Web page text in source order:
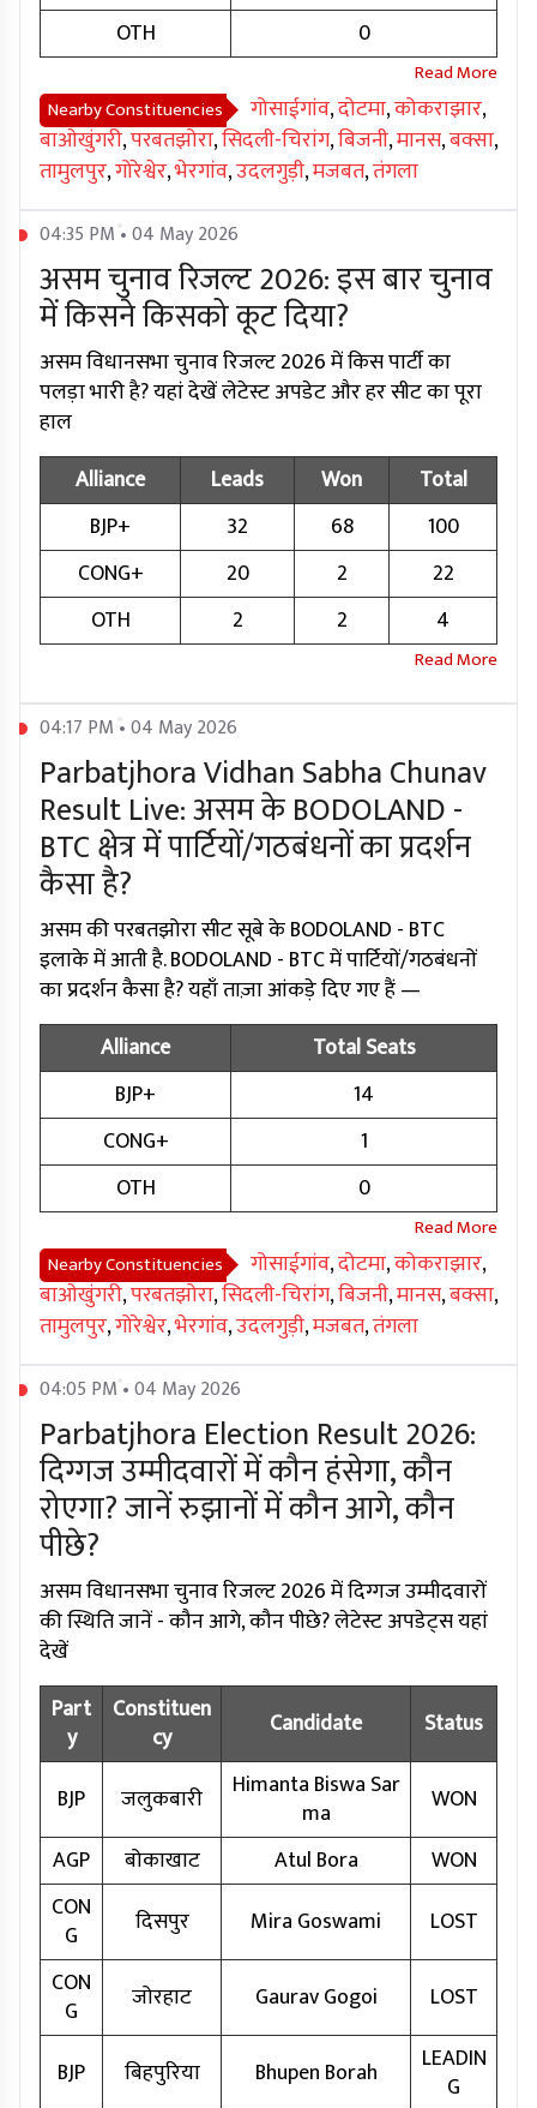
OTH
0
Nearby Constituencies गोसाईगांव,दोटमा,कोकराझार,
बाओखुंगरी,परबतझोरा,सिदली-चिरांग,बिजनी,मानस,बक्सा,
तामुलपुर,गोरेश्वेर,भेरगांव,उदलगुड़ी,मजबत,तंगला
04:35 PM • 04 May 2026
असम चुनाव रिजल्ट 2026: इस बार चुनाव
में किसने किसको कूट दिया?
असम विधानसभा चुनाव रिजल्ट 2026 में किस पार्टी का
पलड़ा भारी है? यहां देखें लेटेस्ट अपडेट और हर सीट का पूरा
हाल
Alliance
Leads Won
Total
BJP+
32 68
100
CONG+
20 2
22
OTH
2 2 4
04:17 PM • 04 May 2026
Parbatjhora Vidhan Sabha Chunav
Result Live: असम के BODOLAND -
BTC क्षेत्र में पार्टियों/गठबंधनों का प्रदर्शन
कैसा है?
असम की परबतझोरा सीट सूबे के BODOLAND - BTC
इलाके में आती है. BODOLAND - BTC में पार्टियों/गठबंधनों
का प्रदर्शन कैसा है? यहाँ ताज़ा आंकड़े दिए गए हैं —
Alliance
Total Seats
BJP+
14
CONG+
1
OTH
0
Nearby Constituencies गोसाईगांव,दोटमा,कोकराझार,
बाओखुंगरी,परबतझोरा,सिदली-चिरांग,बिजनी,मानस,बक्सा,
तामुलपुर,गोरेश्वेर,भेरगांव,उदलगुड़ी,मजबत,तंगला
04:05 PM • 04 May 2026
Parbatjhora Election Result 2026:
दिग्गज उम्मीदवारों में कौन हंसेगा, कौन
रोएगा? जानें रुझानों में कौन आगे, कौन
पीछे?
असम विधानसभा चुनाव रिजल्ट 2026 में दिग्गज उम्मीदवारों
की स्थिति जानें - कौन आगे, कौन पीछे? लेटेस्ट अपडेट्स यहां
देखें
Part
y
Constituen
cy
Candidate Status
BJP जलुकबारी
Himanta Biswa Sar
ma
WON
AGP
बोकाखाट Atul Bora
WON
CON
G
दिसपुर Mira Goswami
LOST
CON
G
जोरहाट Gaurav Gogoi LOST
BJP बिहपुरिया Bhupen Borah
LEADIN
G